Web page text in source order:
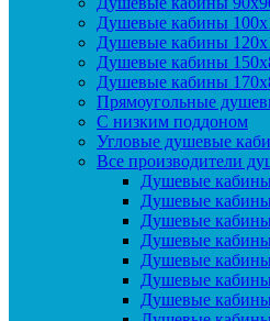
Душевые кабины
Душевые кабины
Душевые кабины
Душевые кабины
Прямоугольные
С низким поддоном
Угловые душевые
Все производители
Душевые
Душевые
Душевые
Душевые
Душевые
Душевые
Душевые